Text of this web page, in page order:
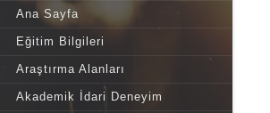
Ana Sayfa
Eğitim Bilgileri
Araştırma Alanları
Akademik İdari Deneyim